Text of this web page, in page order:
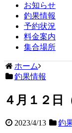
お知らせ
釣果情報
予約状況
料金案内
集合場所
ホーム
釣果情報
４月１２日
2023/4/13 釣